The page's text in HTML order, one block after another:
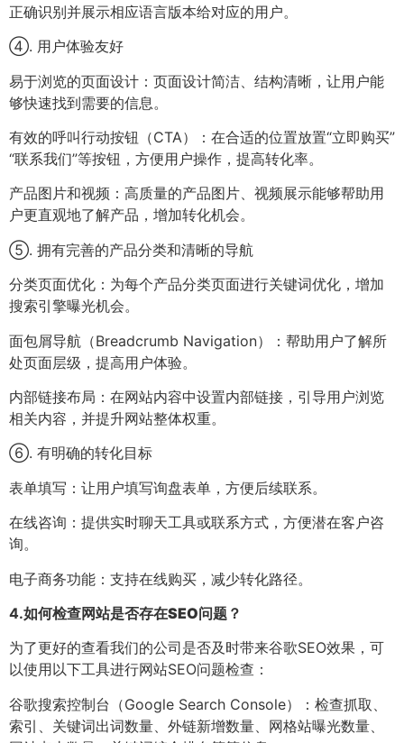
正确识别并展示相应语言版本给对应的用户。
④. 用户体验友好
易于浏览的页面设计：页面设计简洁、结构清晰，让用户能
够快速找到需要的信息。
有效的呼叫行动按钮（CTA）：在合适的位置放置“立即购买”
“联系我们”等按钮，方便用户操作，提高转化率。
产品图片和视频：高质量的产品图片、视频展示能够帮助用
户更直观地了解产品，增加转化机会。
⑤. 拥有完善的产品分类和清晰的导航
分类页面优化：为每个产品分类页面进行关键词优化，增加
搜索引擎曝光机会。
面包屑导航（Breadcrumb Navigation）：帮助用户了解所
处页面层级，提高用户体验。
内部链接布局：在网站内容中设置内部链接，引导用户浏览
相关内容，并提升网站整体权重。
⑥. 有明确的转化目标
表单填写：让用户填写询盘表单，方便后续联系。
在线咨询：提供实时聊天工具或联系方式，方便潜在客户咨
询。
电子商务功能：支持在线购买，减少转化路径。
4.如何检查网站是否存在SEO问题？
为了更好的查看我们的公司是否及时带来谷歌SEO效果，可
以使用以下工具进行网站SEO问题检查：
谷歌搜索控制台（Google Search Console）：检查抓取、
索引、关键词出词数量、外链新增数量、网格站曝光数量、